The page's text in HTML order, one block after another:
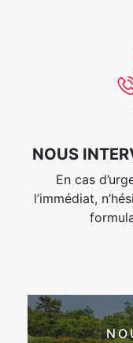
NOUS
En cas
l’immédiat,